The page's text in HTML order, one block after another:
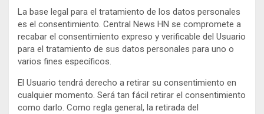
La base legal para el tratamiento de los datos personales
es el consentimiento. Central News HN se compromete a
recabar el consentimiento expreso y verificable del Usuario
para el tratamiento de sus datos personales para uno o
varios fines específicos.
El Usuario tendrá derecho a retirar su consentimiento en
cualquier momento. Será tan fácil retirar el consentimiento
como darlo. Como regla general, la retirada del